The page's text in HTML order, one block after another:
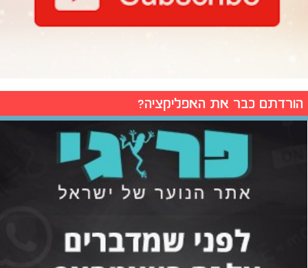
הורדתם כבר את האפליקציה?